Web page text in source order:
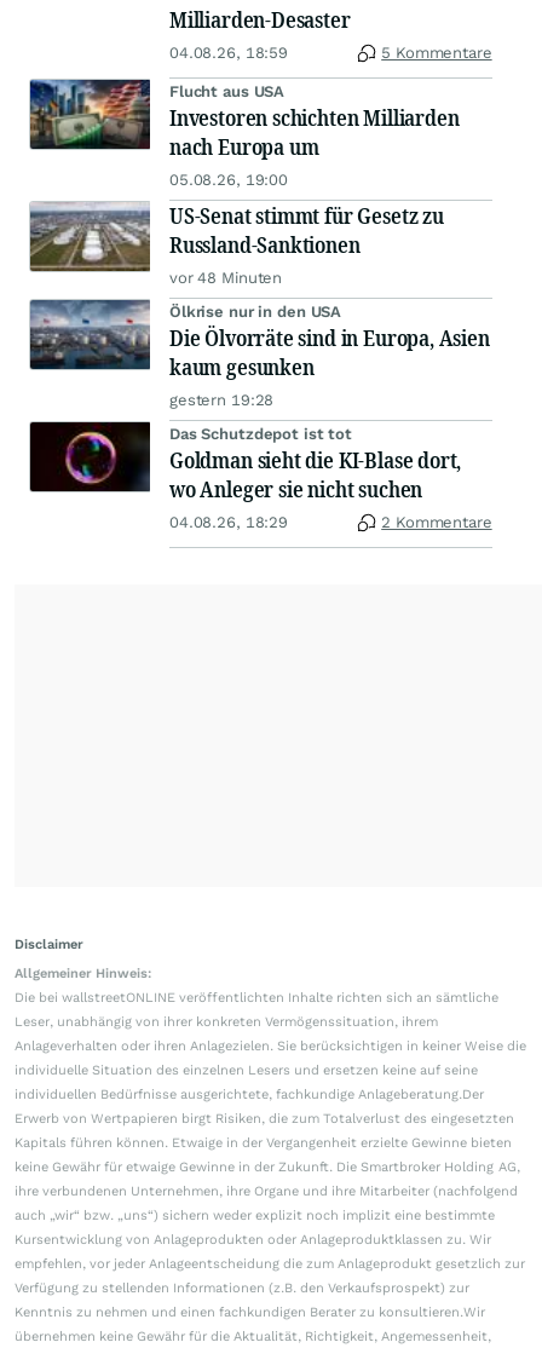
Milliarden-Desaster
04.08.26, 18:59 5 Kommentare
Flucht aus USA
Investoren schichten Milliarden
nach Europa um
05.08.26, 19:00
US-Senat stimmt für Gesetz zu
Russland-Sanktionen
vor 48 Minuten
Ölkrise nur in den USA
Die Ölvorräte sind in Europa, Asien
kaum gesunken
gestern 19:28
Das Schutzdepot ist tot
Goldman sieht die KI-Blase dort,
wo Anleger sie nicht suchen
04.08.26, 18:29 2 Kommentare
Disclaimer
Allgemeiner Hinweis:
Die bei wallstreetONLINE veröffentlichten Inhalte richten sich an sämtliche
Leser, unabhängig von ihrer konkreten Vermögenssituation, ihrem
Anlageverhalten oder ihren Anlagezielen. Sie berücksichtigen in keiner Weise die
individuelle Situation des einzelnen Lesers und ersetzen keine auf seine
individuellen Bedürfnisse ausgerichtete, fachkundige Anlageberatung.Der
Erwerb von Wertpapieren birgt Risiken, die zum Totalverlust des eingesetzten
Kapitals führen können. Etwaige in der Vergangenheit erzielte Gewinne bieten
keine Gewähr für etwaige Gewinne in der Zukunft. Die Smartbroker Holding AG,
ihre verbundenen Unternehmen, ihre Organe und ihre Mitarbeiter (nachfolgend
auch „wir“ bzw. „uns“) sichern weder explizit noch implizit eine bestimmte
Kursentwicklung von Anlageprodukten oder Anlageproduktklassen zu. Wir
empfehlen, vor jeder Anlageentscheidung die zum Anlageprodukt gesetzlich zur
Verfügung zu stellenden Informationen (z.B. den Verkaufsprospekt) zur
Kenntnis zu nehmen und einen fachkundigen Berater zu konsultieren.Wir
übernehmen keine Gewähr für die Aktualität, Richtigkeit, Angemessenheit,